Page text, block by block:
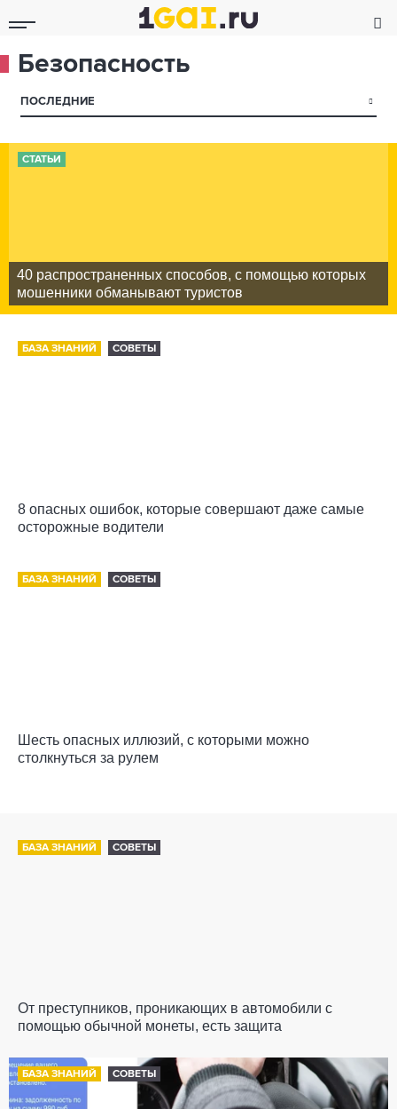
Безопасность
ПОСЛЕДНИЕ ▾
СТАТЬИ
40 распространенных способов, с помощью которых
мошенники обманывают туристов
БАЗА ЗНАНИЙ СОВЕТЫ
8 опасных ошибок, которые совершают даже самые
осторожные водители
БАЗА ЗНАНИЙ СОВЕТЫ
Шесть опасных иллюзий, с которыми можно
столкнуться за рулем
БАЗА ЗНАНИЙ СОВЕТЫ
От преступников, проникающих в автомобили с
помощью обычной монеты, есть защита
БАЗА ЗНАНИЙ СОВЕТЫ